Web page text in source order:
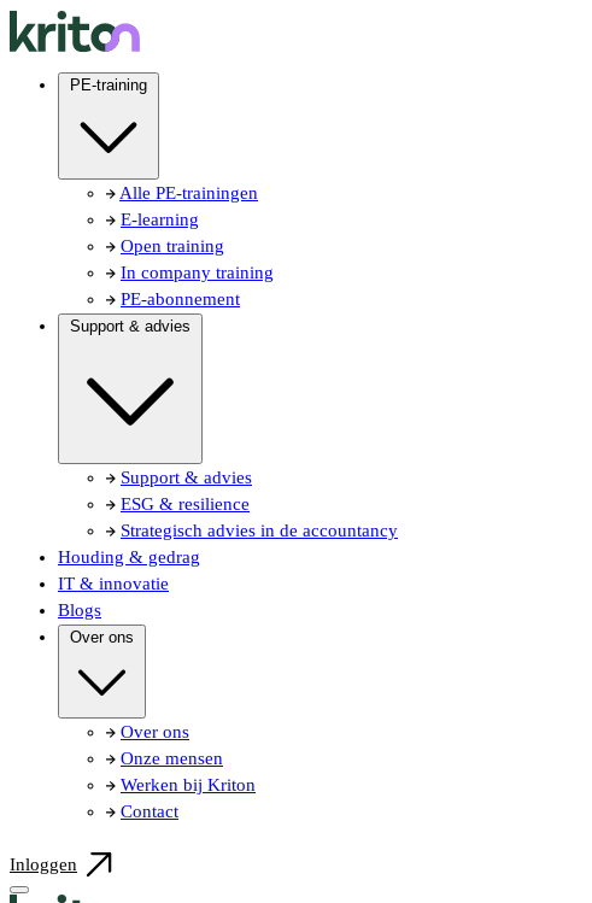
PE-training
Alle PE-trainingen
E-learning
Open training
In company training
PE-abonnement
Support & advies
Support & advies
ESG & resilience
Strategisch advies in de accountancy
Houding & gedrag
IT & innovatie
Blogs
Over ons
Over ons
Onze mensen
Werken bij Kriton
Contact
Inloggen